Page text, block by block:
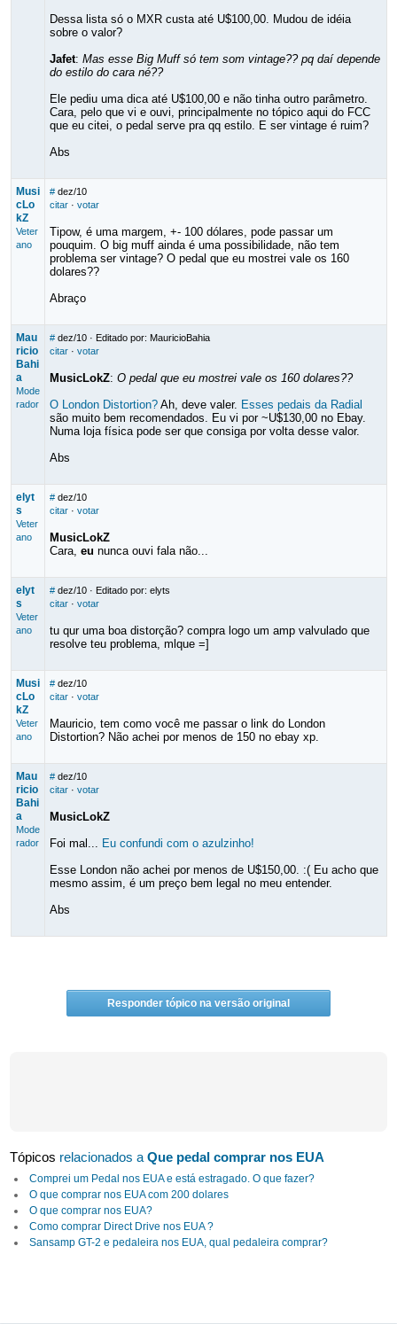
Dessa lista só o MXR custa até U$100,00. Mudou de idéia
sobre o valor?
Jafet: Mas esse Big Muff só tem som vintage?? pq daí depende
do estilo do cara né??
Ele pediu uma dica até U$100,00 e não tinha outro parâmetro.
Cara, pelo que vi e ouvi, principalmente no tópico aqui do FCC
que eu citei, o pedal serve pra qq estilo. E ser vintage é ruim?
Abs
Musi
cLo
kZ
Veter
ano
# dez/10
citar· votar
Tipow, é uma margem, +- 100 dólares, pode passar um
pouquim. O big muff ainda é uma possibilidade, não tem
problema ser vintage? O pedal que eu mostrei vale os 160
dolares??
Abraço
Mau
ricio
Bahi
a
Mode
rador
# dez/10· Editado por: MauricioBahia
citar· votar
MusicLokZ: O pedal que eu mostrei vale os 160 dolares??
O London Distortion?Ah, deve valer. Esses pedais da Radial
são muito bem recomendados. Eu vi por ~U$130,00 no Ebay.
Numa loja física pode ser que consiga por volta desse valor.
Abs
elyt
s
Veter
ano
# dez/10
citar· votar
MusicLokZ
Cara, eu nunca ouvi fala não...
elyt
s
Veter
ano
# dez/10· Editado por: elyts
citar· votar
tu qur uma boa distorção? compra logo um amp valvulado que
resolve teu problema, mlque =]
Musi
cLo
kZ
Veter
ano
# dez/10
citar· votar
Mauricio, tem como você me passar o link do London
Distortion? Não achei por menos de 150 no ebay xp.
Mau
ricio
Bahi
a
Mode
rador
# dez/10
citar· votar
MusicLokZ
Foi mal... Eu confundi com o azulzinho!
Esse London não achei por menos de U$150,00. :( Eu acho que
mesmo assim, é um preço bem legal no meu entender.
Abs
Responder tópico na versão original
Tópicos relacionados aQue pedal comprar nos EUA
Comprei um Pedal nos EUA e está estragado. O que fazer?
O que comprar nos EUA com 200 dolares
O que comprar nos EUA?
Como comprar Direct Drive nos EUA ?
Sansamp GT-2 e pedaleira nos EUA, qual pedaleira comprar?